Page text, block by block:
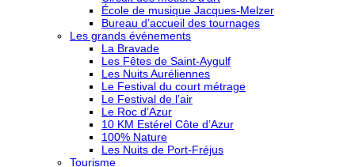
École de musique Jacques-Melzer
Bureau d’accueil des tournages
Les grands événements
La Bravade
Les Fêtes de Saint-Aygulf
Les Nuits Auréliennes
Le Festival du court métrage
Le Festival de l’air
Le Roc d’Azur
10 KM Estérel Côte d’Azur
100% Nature
Les Nuits de Port-Fréjus
Tourisme